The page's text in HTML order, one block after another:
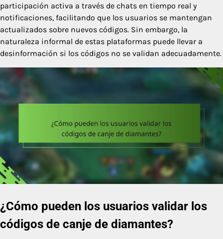
participación activa a través de chats en tiempo real y
notificaciones, facilitando que los usuarios se mantengan
actualizados sobre nuevos códigos. Sin embargo, la
naturaleza informal de estas plataformas puede llevar a
desinformación si los códigos no se validan adecuadamente.
¿Cómo pueden los usuarios validar los
códigos de canje de diamantes?